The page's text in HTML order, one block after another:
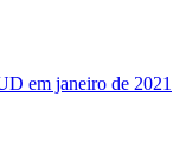
em janeiro de 2021